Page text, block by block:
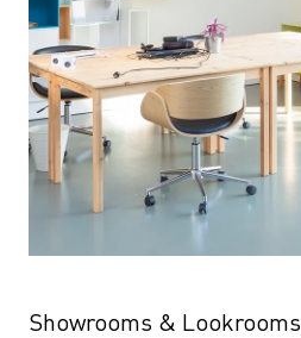
Showrooms & Lookrooms